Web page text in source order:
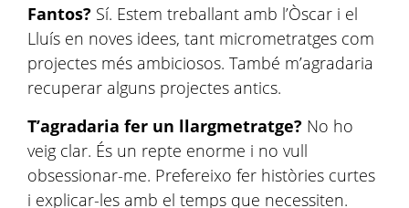
Fantos? Sí. Estem treballant amb l’Òscar i el
Lluís en noves idees, tant micrometratges com
projectes més ambiciosos. També m’agradaria
recuperar alguns projectes antics.
T’agradaria fer un llargmetratge? No ho
veig clar. És un repte enorme i no vull
obsessionar-me. Prefereixo fer històries curtes
i explicar-les amb el temps que necessiten.